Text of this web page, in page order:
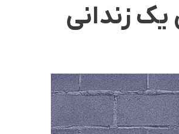
یک زندانی